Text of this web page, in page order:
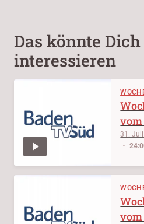
Das könnte
interessieren
31.
vom
vom